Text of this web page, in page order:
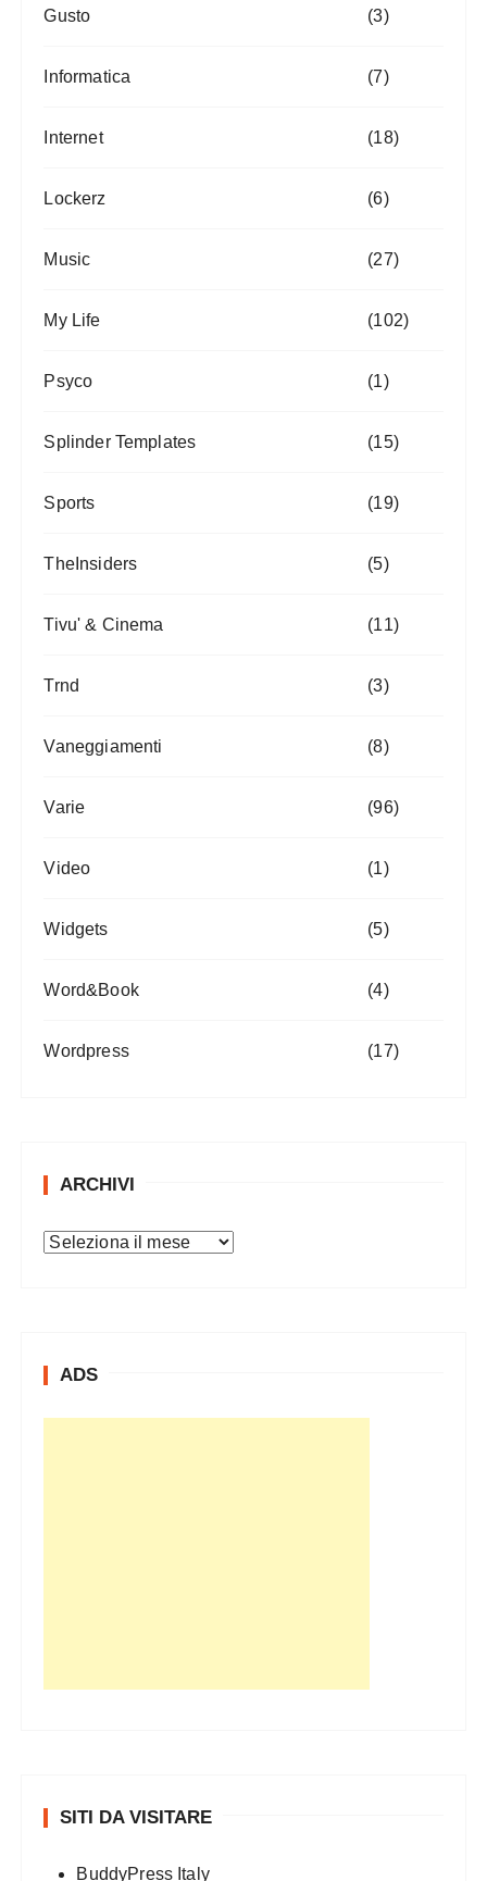
Gusto (3)
Informatica (7)
Internet (18)
Lockerz (6)
Music (27)
My Life (102)
Psyco (1)
Splinder Templates (15)
Sports (19)
TheInsiders (5)
Tivu' & Cinema (11)
Trnd (3)
Vaneggiamenti (8)
Varie (96)
Video (1)
Widgets (5)
Word&Book (4)
Wordpress (17)
ARCHIVI
A
ADS
SITI DA VISITARE
BuddyPress Italy